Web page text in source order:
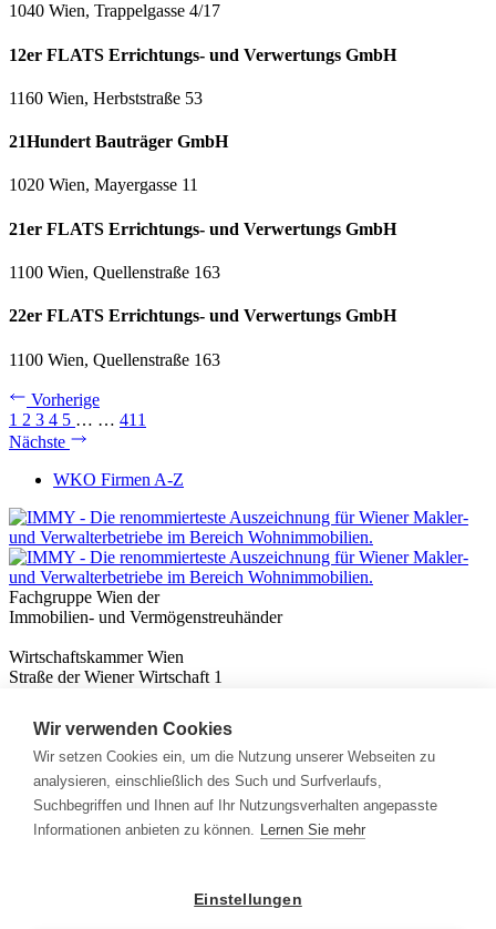
1040 Wien, Trappelgasse 4/17
12er FLATS Errichtungs- und Verwertungs GmbH
1160 Wien, Herbststraße 53
21Hundert Bauträger GmbH
1020 Wien, Mayergasse 11
21er FLATS Errichtungs- und Verwertungs GmbH
1100 Wien, Quellenstraße 163
22er FLATS Errichtungs- und Verwertungs GmbH
1100 Wien, Quellenstraße 163
Vorherige
1 2 3 4 5 … … 411
Nächste
WKO Firmen A-Z
Fachgruppe Wien der
Immobilien- und Vermögenstreuhänder
Wirtschaftskammer Wien
Straße der Wiener Wirtschaft 1
Nützliches
Immobilienwissen
Formulare & Rechner
Expert:innen
Info
Wir verwenden Cookies
Wir setzen Cookies ein, um die Nutzung unserer Webseiten zu
analysieren, einschließlich des Such und Surfverlaufs,
Suchbegriffen und Ihnen auf Ihr Nutzungsverhalten angepasste
Informationen anbieten zu können. Lernen Sie mehr
Einstellungen